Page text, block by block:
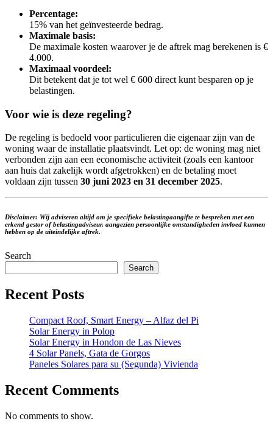
Percentage:
15% van het geïnvesteerde bedrag.
Maximale basis:
De maximale kosten waarover je de aftrek mag berekenen is €
4.000.
Maximaal voordeel:
Dit betekent dat je tot wel € 600 direct kunt besparen op je
belastingen.
Voor wie is deze regeling?
De regeling is bedoeld voor particulieren die eigenaar zijn van de
woning waar de installatie plaatsvindt. Let op: de woning mag niet
verbonden zijn aan een economische activiteit (zoals een kantoor
aan huis dat zakelijk wordt afgetrokken) en de betaling moet
voldaan zijn tussen 30 juni 2023 en 31 december 2025.
Disclaimer: Wij adviseren altijd om je specifieke belastingaangifte te bespreken met een
erkend gestor of belastingadviseur, aangezien persoonlijke omstandigheden invloed kunnen
hebben op de uiteindelijke aftrek.
Search
Search
Recent Posts
Compact Roof, Smart Energy – Alfaz del Pi
Solar Energy in Polop
Solar Energy in Hondon de Las Nieves
4 Solar Panels, Gata de Gorgos
Paneles Solares para su (Segunda) Vivienda
Recent Comments
No comments to show.